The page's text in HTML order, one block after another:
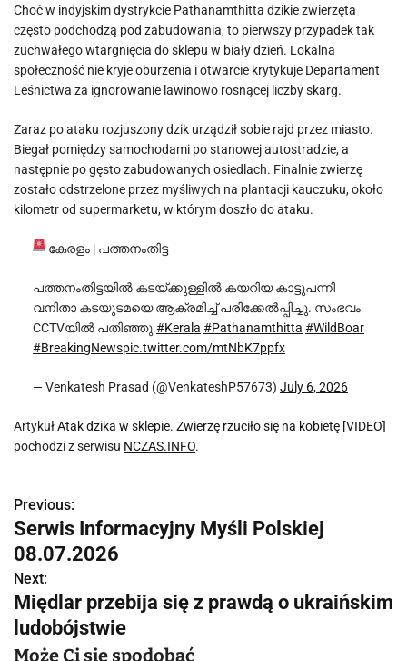
Choć w indyjskim dystrykcie Pathanamthitta dzikie zwierzęta
często podchodzą pod zabudowania, to pierwszy przypadek tak
zuchwałego wtargnięcia do sklepu w biały dzień. Lokalna
społeczność nie kryje oburzenia i otwarcie krytykuje Departament
Leśnictwa za ignorowanie lawinowo rosnącej liczby skarg.
Zaraz po ataku rozjuszony dzik urządził sobie rajd przez miasto.
Biegał pomiędzy samochodami po stanowej autostradzie, a
następnie po gęsto zabudowanych osiedlach. Finalnie zwierzę
zostało odstrzelone przez myśliwych na plantacji kauczuku, około
kilometr od supermarketu, w którym doszło do ataku.
കേരളം | പത്തനംതിട്ട
പത്തനംതിട്ടയിൽ കടയ്ക്കുള്ളിൽ കയറിയ കാട്ടുപന്നി
വനിതാ കടയുടമയെ ആക്രമിച്ച് പരിക്കേൽപ്പിച്ചു. സംഭവം
CCTVയിൽ പതിഞ്ഞു.#Kerala #Pathanamthitta #WildBoar
#BreakingNewspic.twitter.com/mtNbK7ppfx
— Venkatesh Prasad (@VenkateshP57673) July 6, 2026
ArtykułAtak dzika w sklepie. Zwierzę rzuciło się na kobietę [VIDEO]
pochodzi z serwisu NCZAS.INFO.
N
a
w
i
g
Previous:
Serwis Informacyjny Myśli Polskiej
08.07.2026
Next:
Międlar przebija się z prawdą o ukraińskim
ludobójstwie
Może Ci się spodobać